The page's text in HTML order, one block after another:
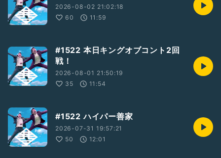
2026-08-02 21:02:18
60
11:59
#1522 本日キングオブコント2回
戦！
2026-08-01 21:50:19
35
11:54
#1522 ハイパー善家
2026-07-31 19:57:21
50
12:01